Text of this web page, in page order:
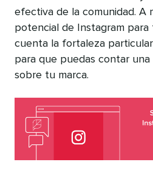
efectiva de la comunidad. A
potencial de Instagram
cuenta la fortaleza particular
para que puedas contar
sobre tu marca.